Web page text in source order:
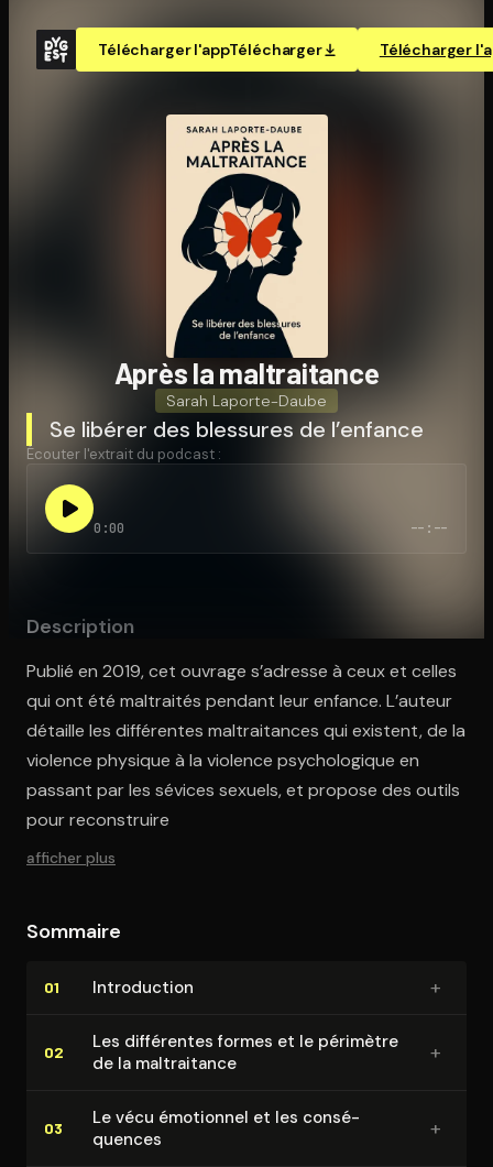
Télécharger l'appTélécharger Télécharger
Après la mal­trai­tance
Sarah Laporte-Daube
Se libérer des blessures de l’enfance
Écouter l'extrait du podcast :
0:00 --:--
Description
Publié en 2019, cet ouvrage s’adresse à ceux et celles
qui ont été maltraités pendant leur enfance. L’auteur
détaille les différentes maltraitances qui existent, de la
violence physique à la violence psychologique en
passant par les sévices sexuels, et propose des outils
pour reconstruire
afficher plus
Sommaire
01 In­tro­duc­tion +
02
Les différentes formes et le périmètre
de la mal­trai­tance
+
03
Le vécu émotionnel et les consé­
quences
+